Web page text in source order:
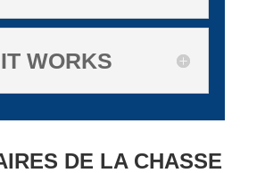
WORKS
DE LA CHASSE